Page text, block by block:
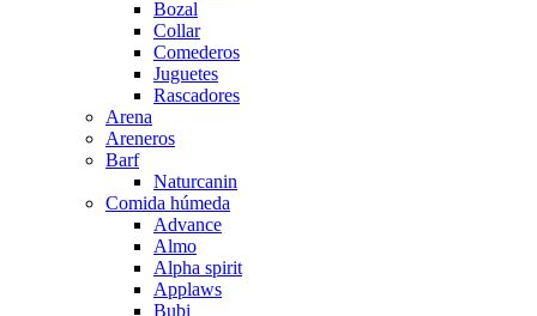
Bozal
Collar
Comederos
Juguetes
Rascadores
Arena
Areneros
Barf
Naturcanin
Comida húmeda
Advance
Almo
Alpha spirit
Applaws
Bubi